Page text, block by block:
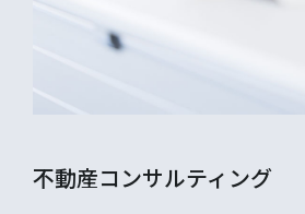
不動産コンサルティング